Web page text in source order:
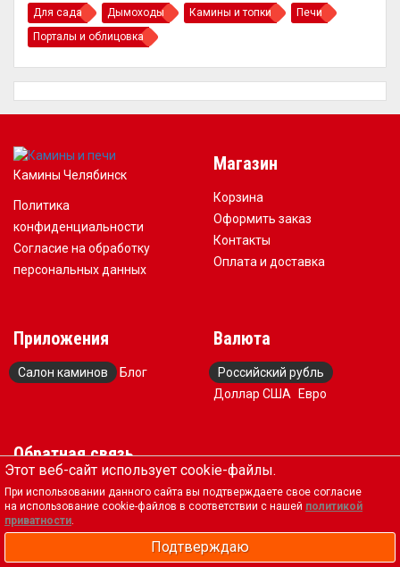
Для сада
Дымоходы Камины и топки
Печи
Порталы и облицовка
Камины Челябинск
Политика
конфиденциальности
Согласие на обработку
персональных данных
Магазин
Корзина
Оформить заказ
Контакты
Оплата и доставка
Приложения
Салон каминов Блог
Валюта
Российский рубль
Доллар США
Евро
Обратная связь
+7 (917) 578-88-83
kaminservis@mail.ru
Пн-Сб 10-19, Вск выходной
Этот веб-сайт использует cookie-файлы.
При использовании данного сайта вы подтверждаете свое согласие
на использование cookie-файлов в соответствии с нашей политикой
приватности.
Подтверждаю